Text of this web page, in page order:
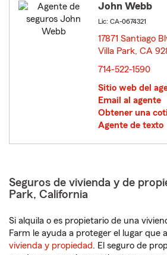
John Webb
Lic: CA-0674321
17871 Santiago
Villa Park, CA
714-522-1590
Sitio web del
Email al agente
Obtener una
Agente de texto
Seguros de vivienda y de
Park, California
Si alquila o es propietario de una
Farm le ayuda a proteger el lugar que
vivienda y propiedad. El seguro de